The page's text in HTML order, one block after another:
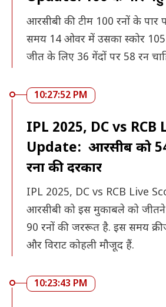
आरसीबी की टीम 100 रनों के
समय 14 ओवर में उसका स्कोर
जीत के लिए 36 गेंदों पर 58 रन
10:27:52 PM
IPL 2025, DC vs RCB
Update: आरसीब को
रनों की दरकार
IPL 2025, DC vs RCB Live
आरसीबी को इस मुकाबले को
90 रनों की जररूत है. इस समय
और विराट कोहली मौजूद हैं.
10:23:43 PM